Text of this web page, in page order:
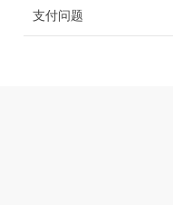
支付问题